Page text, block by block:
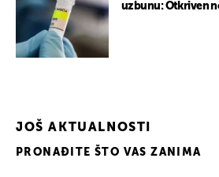
uzbunu: Otkriven
JOŠ AKTUALNOSTI
PRONAĐITE ŠTO VAS ZANIMA